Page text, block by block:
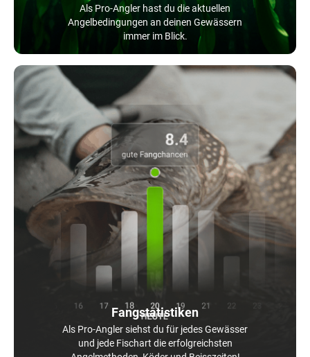
Als Pro-Angler hast du die aktuellen
Angelbedingungen an deinen Gewässern
immer im Blick.
Fangstatistiken
Als Pro-Angler siehst du für jedes Gewässer
und jede Fischart die erfolgreichsten